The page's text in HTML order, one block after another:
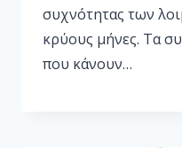
συχνότητας των
κρύους μήνες. Τα
που κάνουν…